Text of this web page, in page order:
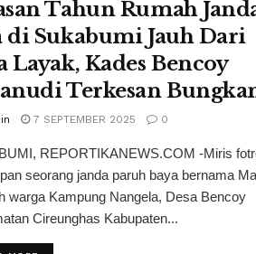
Tahun Rumah
di Sukabumi Jauh Dari
Layak, Kades Bencoy
Terkesan
7 SEPTEMBER 2025 0
REPORTIKANEWS.COM -Miris
seorang janda paruh baya bernama
warga Kampung Nangela, Desa Bencoy
Cireunghas Kabupaten...